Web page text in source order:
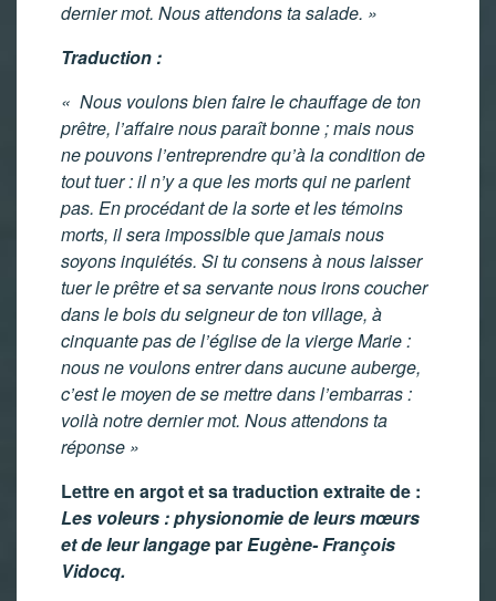
dernier mot. Nous attendons ta salade. »
Traduction :
« Nous voulons bien faire le chauffage de ton
prêtre, l’affaire nous paraît bonne ; mais nous
ne pouvons l’entreprendre qu’à la condition de
tout tuer : il n’y a que les morts qui ne parlent
pas. En procédant de la sorte et les témoins
morts, il sera impossible que jamais nous
soyons inquiétés. Si tu consens à nous laisser
tuer le prêtre et sa servante nous irons coucher
dans le bois du seigneur de ton village, à
cinquante pas de l’église de la vierge Marie :
nous ne voulons entrer dans aucune auberge,
c’est le moyen de se mettre dans l’embarras :
voilà notre dernier mot. Nous attendons ta
réponse »
Lettre en argot et sa traduction extraite de :
Les voleurs : physionomie de leurs mœurs
et de leur langage parEugène- François
Vidocq.